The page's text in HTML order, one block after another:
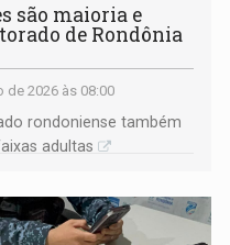
são maioria e
de Rondônia
de 2026 às 08:00
rondoniense também
adultas